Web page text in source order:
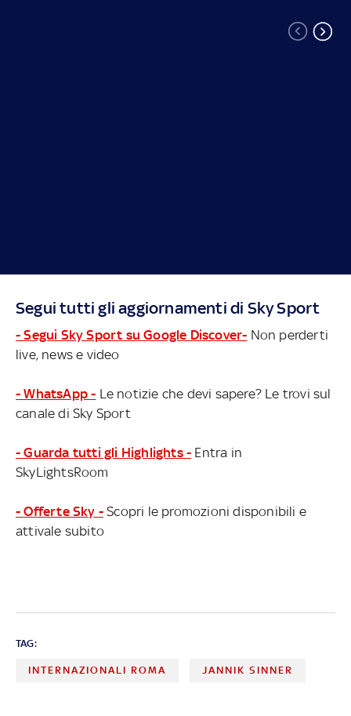
Segui tutti gli aggiornamenti di Sky Sport
- Segui Sky Sport su Google Discover- Non perderti
live, news e video
- WhatsApp - Le notizie che devi sapere? Le trovi sul
canale di Sky Sport
- Guarda tutti gli Highlights - Entra in
SkyLightsRoom
- Offerte Sky - Scopri le promozioni disponibili e
attivale subito
TAG:
INTERNAZIONALI ROMA JANNIK SINNER